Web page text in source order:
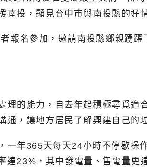
投，顯見台中市與南投縣的好
報名參加，邀請南投縣鄉親踴
理的能力，自去年起積極尋覓適
，讓地方居民了解興建自己的
年365天每天24小時不停歇操
23%，其中發電量、售電量更